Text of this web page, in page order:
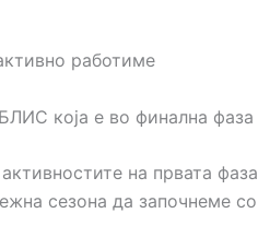
работиме
која е во финална фаза
на првата фаза
сезона да започнеме со